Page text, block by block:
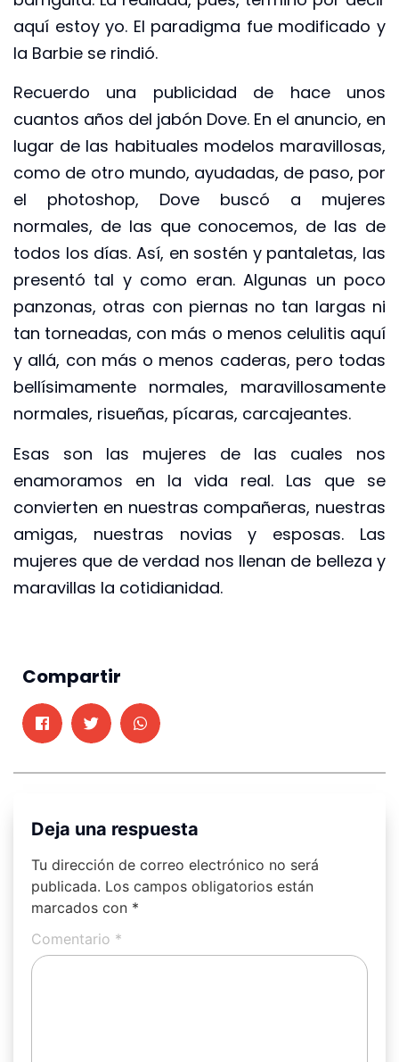
aquí estoy yo. El paradigma fue modificado y
la Barbie se rindió.
Recuerdo una publicidad de hace unos
cuantos años del jabón Dove. En el anuncio, en
lugar de las habituales modelos maravillosas,
como de otro mundo, ayudadas, de paso, por
el photoshop, Dove buscó a mujeres
normales, de las que conocemos, de las de
todos los días. Así, en sostén y pantaletas, las
presentó tal y como eran. Algunas un poco
panzonas, otras con piernas no tan largas ni
tan torneadas, con más o menos celulitis aquí
y allá, con más o menos caderas, pero todas
bellísimamente normales, maravillosamente
normales, risueñas, pícaras, carcajeantes.
Esas son las mujeres de las cuales nos
enamoramos en la vida real. Las que se
convierten en nuestras compañeras, nuestras
amigas, nuestras novias y esposas. Las
mujeres que de verdad nos llenan de belleza y
maravillas la cotidianidad.
Compartir
Deja una respuesta
Tu dirección de correo electrónico no será
publicada. Los campos obligatorios están
marcados con *
Comentario *